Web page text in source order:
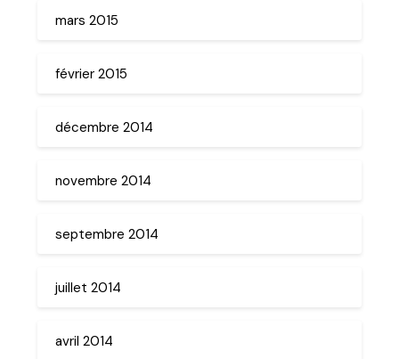
mars 2015
février 2015
décembre 2014
novembre 2014
septembre 2014
juillet 2014
avril 2014